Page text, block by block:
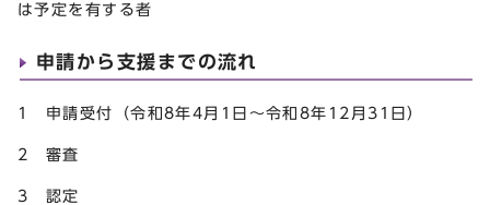
は予定を有する者
申請から支援までの流れ
1 申請受付（令和8年4月1日～令和8年12月31日）
2 審査
3 認定